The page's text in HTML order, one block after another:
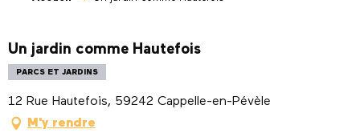
Un jardin comme Hautefois
PARCS ET JARDINS
12 Rue Hautefois, 59242 Cappelle-en-Pévèle
M'y rendre